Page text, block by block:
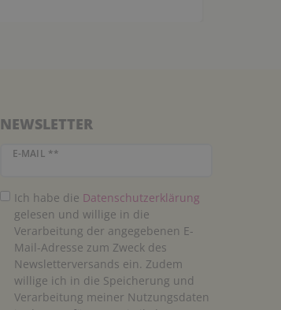
NEWSLETTER
E-MAIL **
Newsletter Honig
Ich habe die Daten­schutz­erklärung
gelesen und willige in die
Verarbeitung der angegebenen E-
Mail-Adresse zum Zweck des
Newsletterversands ein. Zudem
willige ich in die Speicherung und
Verarbeitung meiner Nutzungsdaten